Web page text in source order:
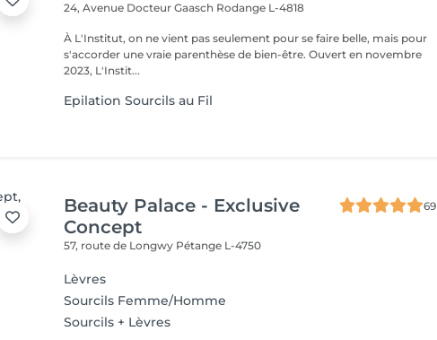
24, Avenue Docteur Gaasch Rodange L-4818
À L'Institut, on ne vient pas seulement pour se faire belle, mais pour
s'accorder une vraie parenthèse de bien-être. Ouvert en novembre
2023, L'Instit...
Epilation Sourcils au Fil
Beauty Palace - Exclusive
Concept
69
57, route de Longwy Pétange L-4750
Lèvres
Sourcils Femme/Homme
Sourcils + Lèvres